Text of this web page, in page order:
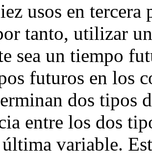
usos en tercera
tanto, utilizar
sea un tiempo
futuros en los
dos tipos
entre los dos
variable.